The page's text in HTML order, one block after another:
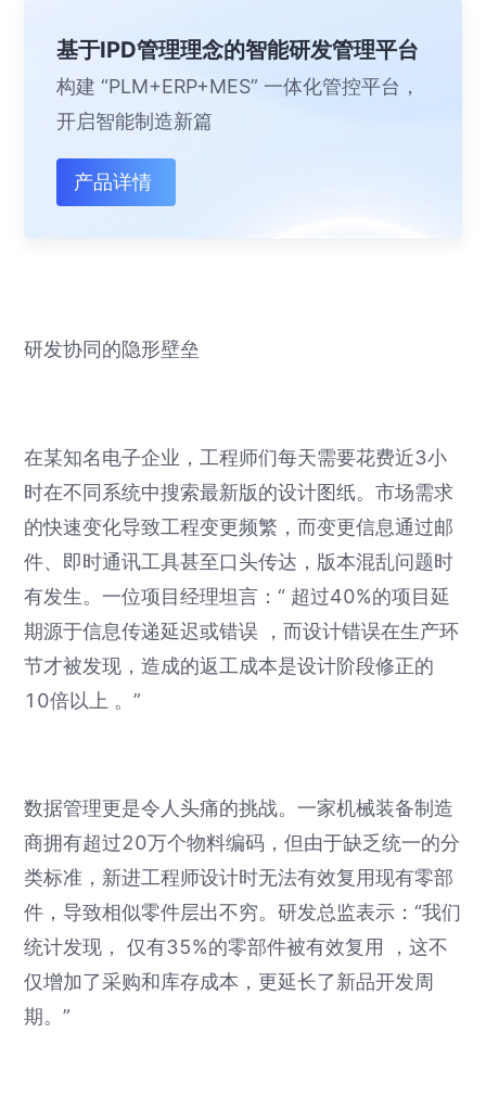
基于IPD管理理念的智能研发管理平台
构建 “PLM+ERP+MES” 一体化管控平台，
开启智能制造新篇
产品详情
研发协同的隐形壁垒
在某知名电子企业，工程师们每天需要花费近3小
时在不同系统中搜索最新版的设计图纸。市场需求
的快速变化导致工程变更频繁，而变更信息通过邮
件、即时通讯工具甚至口头传达，版本混乱问题时
有发生。一位项目经理坦言：“ 超过40%的项目延
期源于信息传递延迟或错误 ，而设计错误在生产环
节才被发现，造成的返工成本是设计阶段修正的
10倍以上 。”
数据管理更是令人头痛的挑战。一家机械装备制造
商拥有超过20万个物料编码，但由于缺乏统一的分
类标准，新进工程师设计时无法有效复用现有零部
件，导致相似零件层出不穷。研发总监表示：“我们
统计发现， 仅有35%的零部件被有效复用 ，这不
仅增加了采购和库存成本，更延长了新品开发周
期。”